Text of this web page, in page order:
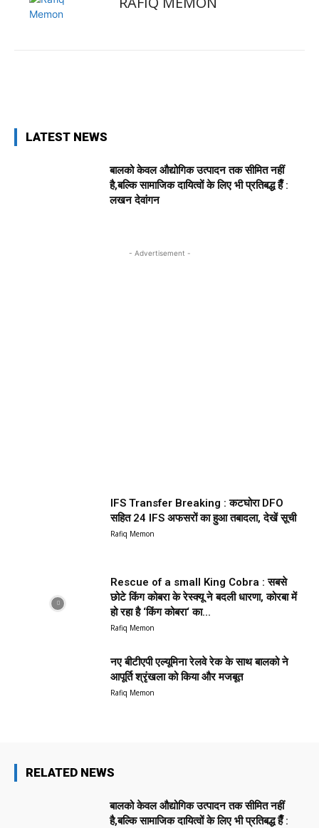
LATEST NEWS
बालको केवल औद्योगिक उत्पादन तक सीमित नहीं
है,बल्कि सामाजिक दायित्वों के लिए भी प्रतिबद्ध हैँ :
लखन देवांगन
- Advertisement -
IFS Transfer Breaking : कटघोरा DFO
सहित 24 IFS अफसरों का हुआ तबादला, देखें सूची
Rafiq Memon
Rescue of a small King Cobra : सबसे
छोटे किंग कोबरा के रेस्क्यू ने बदली धारणा, कोरबा में
हो रहा है ‘किंग कोबरा‘ का...
Rafiq Memon
नए बीटीएपी एल्यूमिना रेलवे रेक के साथ बालको ने
आपूर्ति श्रृंखला को किया और मजबूत
Rafiq Memon
RELATED NEWS
बालको केवल औद्योगिक उत्पादन तक सीमित नहीं
है,बल्कि सामाजिक दायित्वों के लिए भी प्रतिबद्ध हैँ :